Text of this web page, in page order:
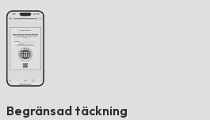
Begränsad täckning